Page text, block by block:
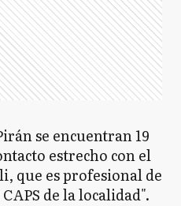
se encuentran 19
estrecho con el
que es profesional de
de la localidad".